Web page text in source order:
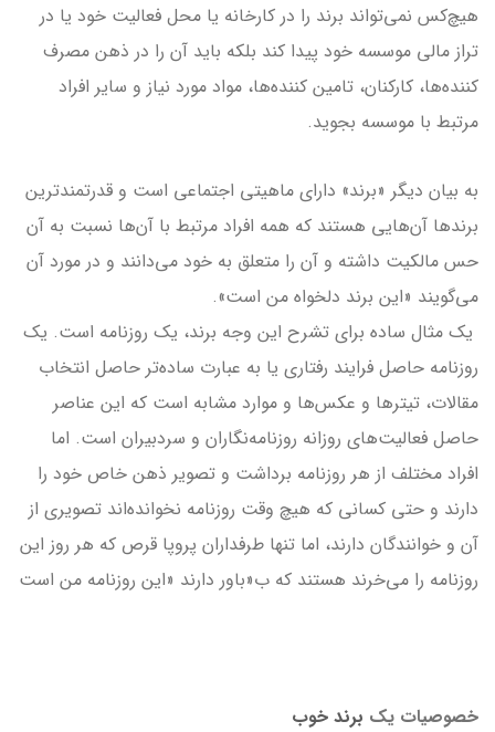
هیچ‌کس نمی‌تواند برند را در کارخانه یا محل فعالیت خود یا در
تراز مالی موسسه خود پیدا کند بلکه باید آن را در ذهن مصرف
کننده‌ها، کارکنان، تامین کننده‌ها، مواد مورد نیاز و سایر افراد
مرتبط با موسسه بجوید.
به بیان دیگر «برند» دارای ماهیتی اجتماعی است و قدرتمندترین
برندها آن‌هایی هستند که همه افراد مرتبط با آن‌ها نسبت به آن
حس مالکیت داشته و آن را متعلق به خود می‌دانند و در مورد آن
می‌گویند «این برند دلخواه من است».
یک مثال ساده برای تشرح این وجه برند، یک روزنامه است. یک
روزنامه حاصل فرایند رفتاری یا به عبارت ساده‌تر حاصل انتخاب
مقالات، تیترها و عکس‌ها و موارد مشابه است که این عناصر
حاصل فعالیت‌های روزانه روزنامه‌نگاران و سردبیران است. اما
افراد مختلف از هر روزنامه برداشت و تصویر ذهن خاص خود را
دارند و حتی کسانی که هیچ وقت روزنامه نخوانده‌اند تصویری از
آن و خوانندگان دارند، اما تنها طرفداران پروپا قرص که هر روز این
روزنامه را می‌خرند هستند که ب«باور دارند «این روزنامه من است
خصوصیات یک برند خوب